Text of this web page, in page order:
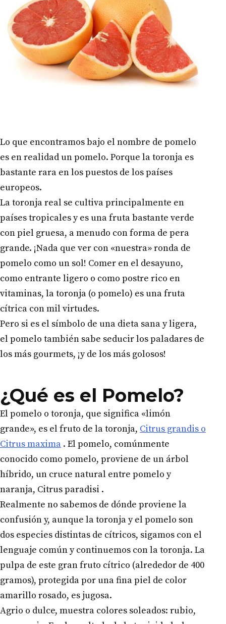
Lo que encontramos bajo el nombre de pomelo
es en realidad un pomelo. Porque la toronja es
bastante rara en los puestos de los países
europeos.
La toronja real se cultiva principalmente en
países tropicales y es una fruta bastante verde
con piel gruesa, a menudo con forma de pera
grande. ¡Nada que ver con «nuestra» ronda de
pomelo como un sol! Comer en el desayuno,
como entrante ligero o como postre rico en
vitaminas, la toronja (o pomelo) es una fruta
cítrica con mil virtudes.
Pero si es el símbolo de una dieta sana y ligera,
el pomelo también sabe seducir los paladares de
los más gourmets, ¡y de los más golosos!
¿Qué es el Pomelo?
El pomelo o toronja, que significa «limón
grande», es el fruto de la toronja, Citrus grandis o
Citrus maxima . El pomelo, comúnmente
conocido como pomelo, proviene de un árbol
híbrido, un cruce natural entre pomelo y
naranja, Citrus paradisi .
Realmente no sabemos de dónde proviene la
confusión y, aunque la toronja y el pomelo son
dos especies distintas de cítricos, sigamos con el
lenguaje común y continuemos con la toronja. La
pulpa de este gran fruto cítrico (alrededor de 400
gramos), protegida por una fina piel de color
amarillo rosado, es jugosa.
Agrio o dulce, muestra colores soleados: rubio,